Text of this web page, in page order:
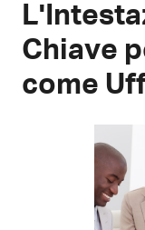
Chiave
come